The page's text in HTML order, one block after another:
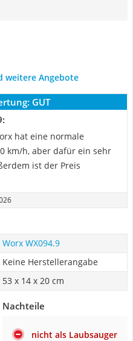
weitere Angebote
GUT
hat eine normale
km/h, aber dafür ein sehr
ist der Preis
Worx WX094.9
Keine Herstellerangabe
53 x 14 x 20 cm
Nachteile
nicht als Laubsauger